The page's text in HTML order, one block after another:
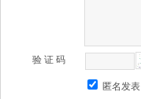
验 证 码
匿名发表